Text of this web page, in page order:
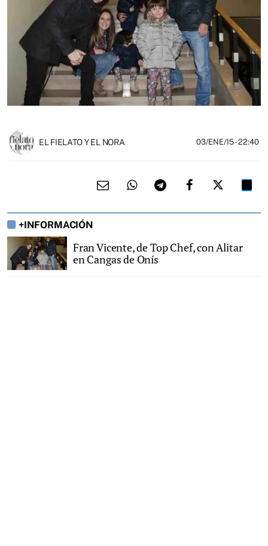
EL FIELATO Y EL NORA 03/ENE/15- 22:40
+INFORMACIÓN
Fran Vicente, de Top Chef, con Alitar
en Cangas de Onís